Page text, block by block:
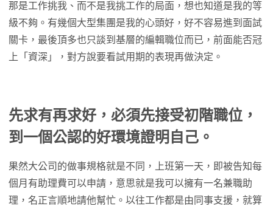
那是工作挑我、而不是我挑工作的局面，想也知道是我的等
級不夠。有幾個大型集團是我的心頭好，好不容易進到面試
關卡，最後頂多也只談到基層的編輯職位而已，前面能否冠
上「資深」，對方說要看試用期的表現再做決定。
先求有再求好，必須先接受初階職位，
到一個公認的好環境證明自己。
果然大公司的做事規格就是不同，上班第一天，即被告知每
個月有助理費可以申請，意思就是我可以擁有一名兼職助
理，名正言順地請他幫忙。以往工作都是由同事支援，就算